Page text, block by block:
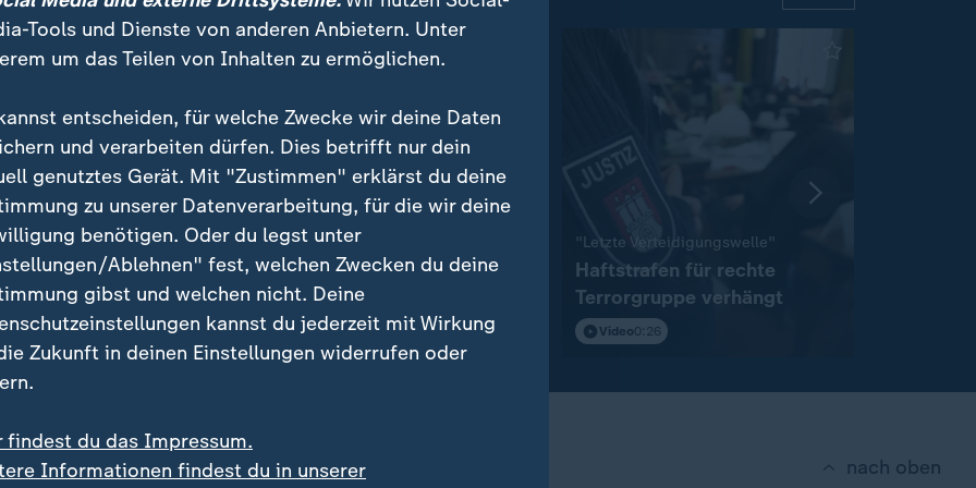
im Weltall
von SpaceX-Rakete trifft
Mond
0:58
Schweiz:
Legionellen-Ausbruch in
Basel
Video0:27
"Letzte Verteidigungswelle"
Haftstrafen für rechte
Terrorgruppe verhängt
Video0:26
nach oben
Tools und Dienste von anderen Anbietern. Unter
um das Teilen von Inhalten zu ermöglichen.
entscheiden, für welche Zwecke wir deine Daten
und verarbeiten dürfen. Dies betrifft nur dein
genutztes Gerät. Mit "Zustimmen" erklärst du deine
zu unserer Datenverarbeitung, für die wir deine
benötigen. Oder du legst unter
Ablehnen" fest, welchen Zwecken du deine
gibst und welchen nicht. Deine
kannst du jederzeit mit Wirkung
Zukunft in deinen Einstellungen widerrufen oder
findest du das Impressum.
Informationen findest du in unserer